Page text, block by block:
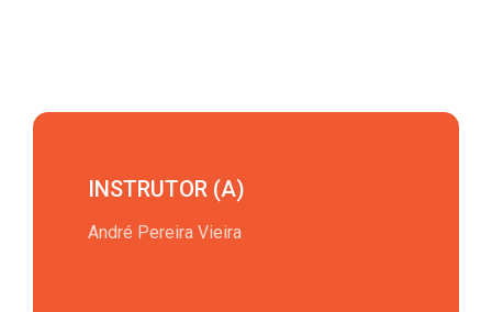
INSTRUTOR (A)
André Pereira Vieira